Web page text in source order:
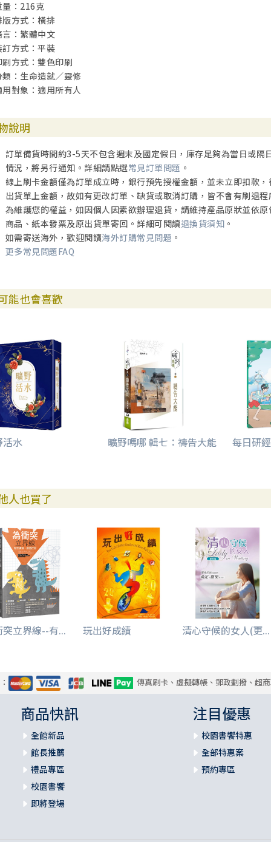
量：216克
版方式：橫排
言：繁體中文
訂方式：平裝
刷方式：雙色印刷
類：生命造就／靈修
用對象：適用所有人
說明
訂單備貨時間約3-5天不包含週末及國定假日，庫存足夠為當日或
情況，將另行通知。詳細請點選常見訂單問題 。
線上刷卡金額僅為訂單成立時，銀行預先授權金額，並未立即扣款
出貨單上金額，故如有更改訂單、缺貨或取消訂購，皆不會有刷退程
為維護您的權益，如因個人因素欲辦理退貨，請維持產品原狀並依
商品、紙本發票及原出貨單寄回。詳細可閱讀退換貨須知 。
如需寄送海外，歡迎閱讀海外訂購常見問題 。
更多常見問題FAQ
能也會喜歡
活水 曠野嗎哪 輯七：禱告大能 每日研
人也買了
突立界線--有... 玩出好成績 清心守候的女人(更...
傳真刷卡、虛擬轉帳、郵政劃撥、超
商品快訊
全館新品
館長推薦
禮品專區
校園書饗
即將登場
注目優惠
校園書饗特惠
全部特惠案
預約專區